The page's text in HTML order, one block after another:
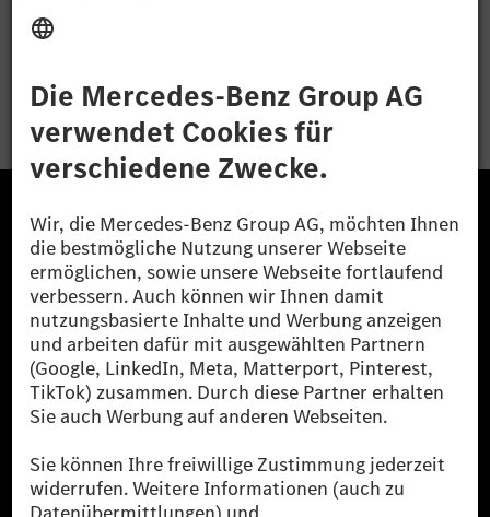
Bewerben
Die Mercedes-Benz Group.
Die Mercedes-Benz Group AG (ehemals Daimler AG)
ist eines der erfolgreichsten Automobilunternehmen
der Welt. Mit der Mercedes-Benz AG gehören wir zu
den größten Anbietern von Premium- und Luxus-Pkw
und Vans. Die Mercedes-Benz Mobility AG bietet
Finanzierung, Leasing, Fahrzeugabos und –miete,
Flottenmanagement, digitale Services rund um Laden
und Bezahlen, die Vermittlung von Versicherungen
sowie innovative Mobilitätsdienstleistungen an.